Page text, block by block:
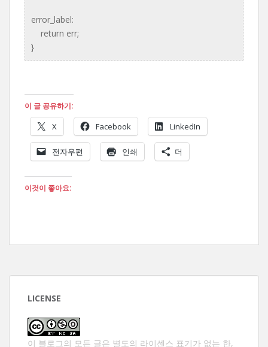
error_label:
return err;
}
이 글 공유하기:
X Facebook LinkedIn
전자우편 인쇄 더
이것이 좋아요:
LICENSE
이 블로그의 모든 글은 별도의 라이센스 표기가 없는 한,